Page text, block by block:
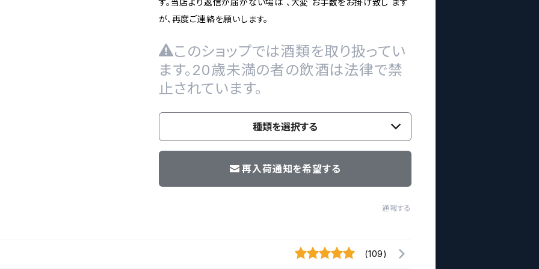
す。当店より返信が届かない場は 、大変 お手数をお掛け致し ます
が、再度ご連絡を願いします。
このショップでは酒類を取り扱ってい
ます。20歳未満の者の飲酒は法律で禁
止されています。
種類を選択する
再入荷通知を希望する
通報する
(109)